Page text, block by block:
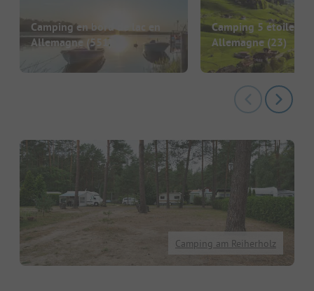
Camping en bord de lac en
Allemagne (551)
Camping 5 étoiles en
Allemagne (23)
Camping am Reiherholz